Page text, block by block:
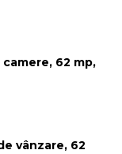
62 mp,
vânzare, 62